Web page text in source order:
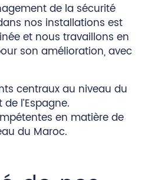
de la sécurité
nos installations est
et nous travaillons en
son amélioration, avec
centraux au niveau du
l’Espagne.
en matière de
du Maroc.